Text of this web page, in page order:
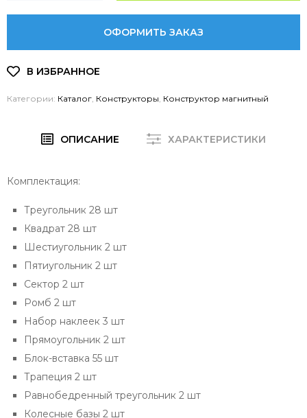
ОФОРМИТЬ ЗАКАЗ
Категории: Каталог Конструкторы Конструктор магнитный
ОПИСАНИЕ ХАРАКТЕРИСТИКИ
Комплектация:
Треугольник 28 шт
Квадрат 28 шт
Шестиугольник 2 шт
Пятиугольник 2 шт
Сектор 2 шт
Ромб 2 шт
Набор наклеек 3 шт
Прямоугольник 2 шт
Блок-вставка 55 шт
Трапеция 2 шт
Равнобедренный треугольник 2 шт
Колесные базы 2 шт